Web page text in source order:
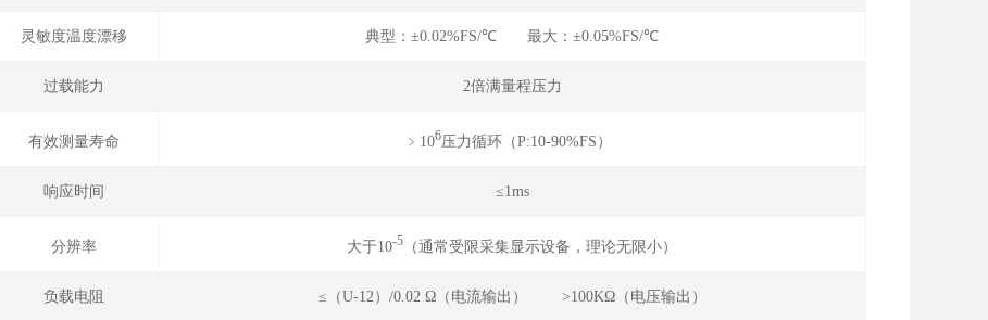
灵敏度温度漂移 典型：±0.02%FS/℃ 最大：±0.05%FS/℃
过载能力 2倍满量程压力
有效测量寿命 ﹥106压力循环（P:10-90%FS）
响应时间 ≤1ms
分辨率 大于10-5 （通常受限采集显示设备，理论无限小）
负载电阻 ≤（U-12）/0.02 Ω（电流输出） >100KΩ（电压输出）